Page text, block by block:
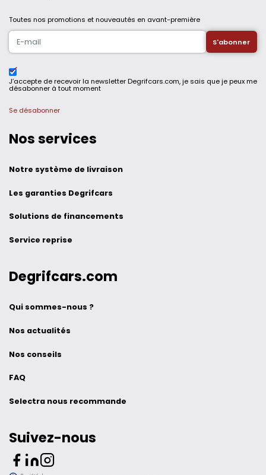
Toutes nos promotions et nouveautés en avant-première
J’accepte de recevoir la newsletter Degrifcars.com, je sais que je peux me
désabonner à tout moment
Se désabonner
Nos services
Notre système de livraison
Les garanties Degrifcars
Solutions de financements
Service reprise
Degrifcars.com
Qui sommes-nous ?
Nos actualités
Nos conseils
FAQ
Selectra nous recommande
Suivez-nous